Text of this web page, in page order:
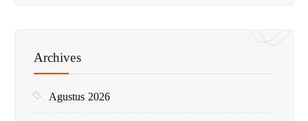
n
k
Archives
Agustus 2026